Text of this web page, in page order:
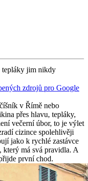
tepláky jim nikdy
zdrojů pro Google
v Římě nebo
přes hlavu, tepláky,
večerní úbor, to je výlet
cizince spolehlivěji
jako k rychlé zastávce
který má svá pravidla. A
první chod.